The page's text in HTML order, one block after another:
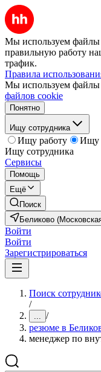
Мы используем файлы
правильную работу
трафик.
Правила
Мы используем файлы
файлов cookie
Понятно
Ищу сотрудника
Ищу работу
Ищу
Ищу сотрудника
Сервисы
Помощь
Ещё
Поиск
Беликово
Войти
Войти
Зарегистрироваться
Поиск
/
... /
резюме в
менеджер по